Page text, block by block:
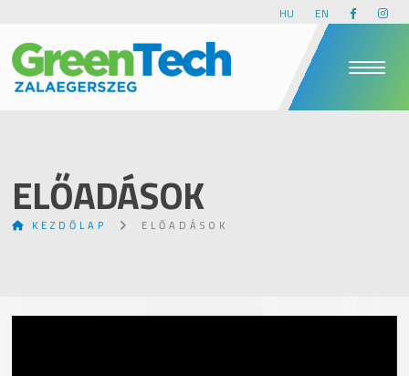
HU EN
ELŐADÁSOK
KEZDŐLAP ELŐADÁSOK